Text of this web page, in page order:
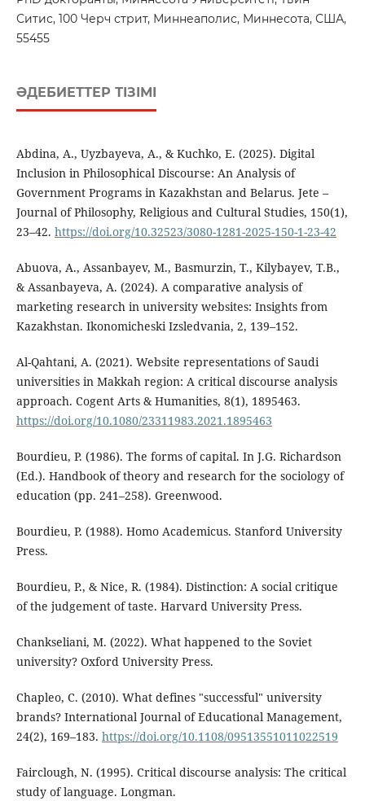
Ситис, 100 Черч стрит, Миннеаполис, Миннесота, США,
55455
ӘДЕБИЕТТЕР ТІЗІМІ
Abdina, A., Uyzbayeva, A., & Kuchko, E. (2025). Digital
Inclusion in Philosophical Discourse: An Analysis of
Government Programs in Kazakhstan and Belarus. Jete –
Journal of Philosophy, Religious and Cultural Studies, 150(1),
23–42. https://doi.org/10.32523/3080-1281-2025-150-1-23-42
Abuova, A., Assanbayev, M., Basmurzin, T., Kilybayev, T.B.,
& Assanbayeva, A. (2024). A comparative analysis of
marketing research in university websites: Insights from
Kazakhstan. Ikonomicheski Izsledvania, 2, 139–152.
Al-Qahtani, A. (2021). Website representations of Saudi
universities in Makkah region: A critical discourse analysis
approach. Cogent Arts & Humanities, 8(1), 1895463.
https://doi.org/10.1080/23311983.2021.1895463
Bourdieu, P. (1986). The forms of capital. In J.G. Richardson
(Ed.). Handbook of theory and research for the sociology of
education (pp. 241–258). Greenwood.
Bourdieu, P. (1988). Homo Academicus. Stanford University
Press.
Bourdieu, P., & Nice, R. (1984). Distinction: A social critique
of the judgement of taste. Harvard University Press.
Chankseliani, M. (2022). What happened to the Soviet
university? Oxford University Press.
Chapleo, C. (2010). What defines "successful" university
brands? International Journal of Educational Management,
24(2), 169–183. https://doi.org/10.1108/09513551011022519
Fairclough, N. (1995). Critical discourse analysis: The critical
study of language. Longman.